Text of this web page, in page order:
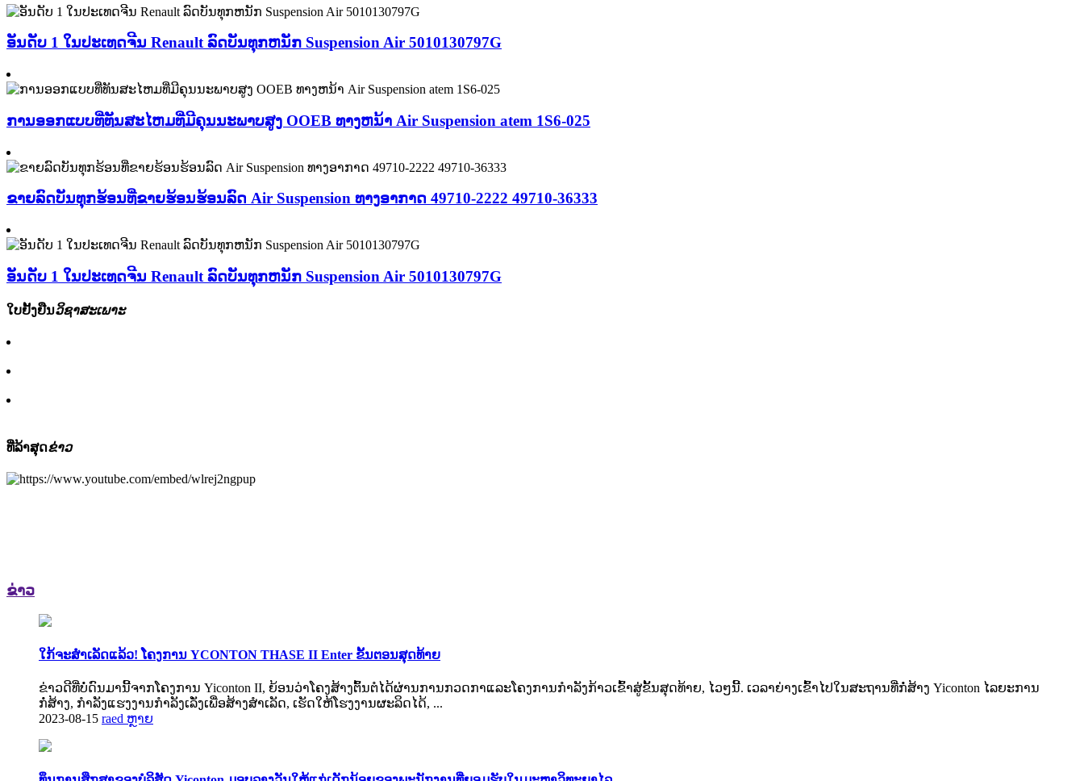
ອັນດັບ 1 ໃນປະເທດຈີນ Renault ລົດບັນທຸກຫນັກ Suspension Air 5010130797G
ການອອກແບບທີ່ທັນສະໄຫມທີ່ມີຄຸນນະພາບສູງ OOEB ທາງຫນ້າ Air Suspension atem 1S6-025
ຂາຍລົດບັນທຸກຮ້ອນທີ່ຂາຍຮ້ອນຮ້ອນລົດ Air Suspension ທາງອາກາດ 49710-2222 49710-36333
ອັນດັບ 1 ໃນປະເທດຈີນ Renault ລົດບັນທຸກຫນັກ Suspension Air 5010130797G
ໃບຢັ້ງຢືນວິຊາສະເພາະ
ທີ່ລ້າສຸດຂ່າວ
ຂ່າວ
ໃກ້ຈະສໍາເລັດແລ້ວ! ໂຄງການ YCONTON THASE II Enter ຂັ້ນຕອນສຸດທ້າຍ
ຂ່າວດີທີ່ບໍ່ດົນມານີ້ຈາກໂຄງການ Yiconton II, ຍ້ອນວ່າໂຄງສ້າງຕົ້ນຕໍໄດ້ຜ່ານການກວດກາແລະໂຄງການກໍາລັງກ້າວເຂົ້າສູ່ຂັ້ນສຸດທ້າຍ, ໄວໆນີ້. ເວລາຍ່າງເຂົ້າໄປໃນສະຖານທີ່ກໍ່ສ້າງ Yiconton ໄລຍະການ
ກໍ່ສ້າງ, ກໍາລັງແຮງງານກໍາລັງເລັ່ງເພື່ອສ້າງສໍາເລັດ, ເຮັດໃຫ້ໂຮງງານຜະລິດໄດ້, ...
2023-08-15 raed ຫຼາຍ